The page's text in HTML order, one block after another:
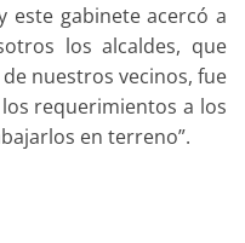
este gabinete acercó a
los alcaldes, que
nuestros vecinos, fue
requerimientos a los
en terreno”.